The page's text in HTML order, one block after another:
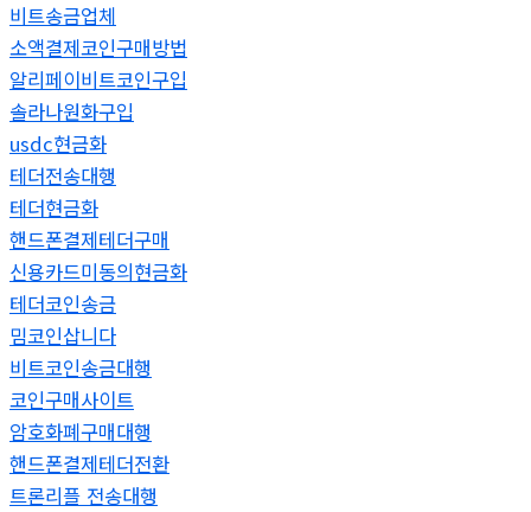
비트송금업체
소액결제코인구매방법
알리페이비트코인구입
솔라나원화구입
usdc현금화
테더전송대행
테더현금화
핸드폰결제테더구매
신용카드미동의현금화
테더코인송금
밈코인삽니다
비트코인송금대행
코인구매사이트
암호화폐구매대행
핸드폰결제테더전환
트론리플 전송대행